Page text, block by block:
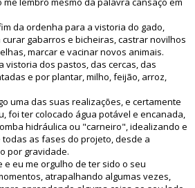
da ordenha para a vistoria do gado,
gabarros e bicheiras, castrar novilhos
marcar e vacinar novos animais.
vistoria dos pastos, das cercas, das
e por plantar, milho, feijão, arroz,
uma das suas realizações, e certamente
foi ter colocado água potável e encanada,
hidráulica ou "carneiro", idealizando e
as fases do projeto, desde a
por gravidade.
eu me orgulho de ter sido o seu
atrapalhando algumas vezes,